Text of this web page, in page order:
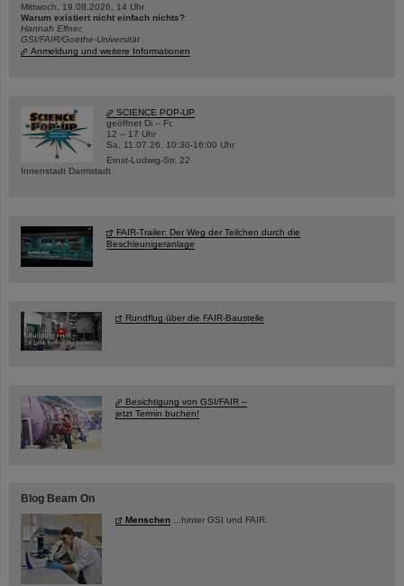
Mittwoch, 19.08.2026, 14 Uhr
Warum existiert nicht einfach nichts?
Hannah Elfner,
GSI/FAIR/Goethe-Universität
Anmeldung und weitere Informationen
SCIENCE POP-UP
geöffnet Di – Fr,
12 – 17 Uhr
Sa, 11.07.26, 10:30-16:00 Uhr
Ernst-Ludwig-Str. 22
Innenstadt Darmstadt
FAIR-Trailer: Der Weg der Teilchen durch die
Beschleunigeranlage
Rundflug über die FAIR-Baustelle
Besichtigung von GSI/FAIR –
jetzt Termin buchen!
Blog Beam On
Menschen ...hinter GSI und FAIR.